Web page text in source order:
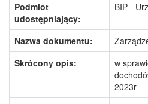
Podmiot
udostępniający:
BIP -
Nazwa dokumentu:
Skrócony opis:
w
2023r